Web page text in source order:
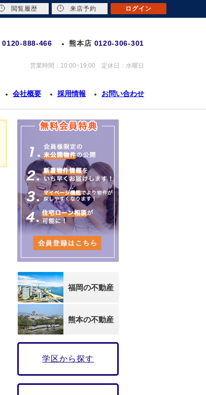
0120-888-466 熊本店 0120-306-301
営業時間：10:00~19:00 定休日：水曜日
会社概要 採用情報 お問い合わせ
福岡の不動産
熊本の不動産
学区から探す
閲覧履歴 来店予約 ログイン